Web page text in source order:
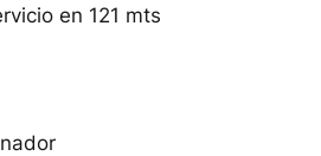
en 121 mts